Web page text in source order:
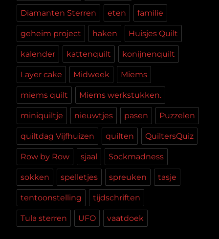
Diamanten Sterren eten familie
geheim project haken Huisjes Quilt
kalender kattenquilt konijnenquilt
Layer cake Midweek Miems
miems quilt Miems werkstukken.
miniquiltje nieuwtjes pasen Puzzelen
quiltdag Vijfhuizen quilten QuiltersQuiz
Row by Row sjaal Sockmadness
sokken spelletjes spreuken tasje
tentoonstelling tijdschriften
Tula sterren UFO vaatdoek